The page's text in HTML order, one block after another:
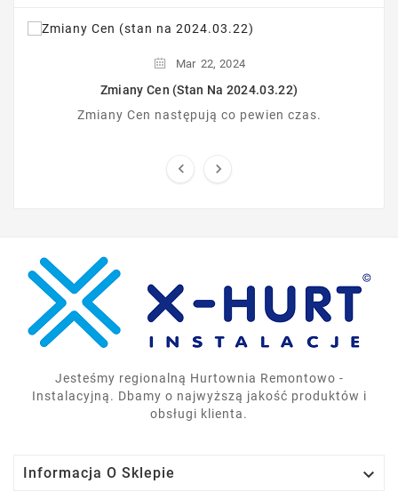
Mar 22, 2024
Zmiany Cen (stan Na 2024.03.22)
Zmiany Cen następują co pewien czas.
 
Jesteśmy regionalną Hurtownia Remontowo -
Instalacyjną. Dbamy o najwyższą jakość produktów i
obsługi klienta.
Informacja O Sklepie 